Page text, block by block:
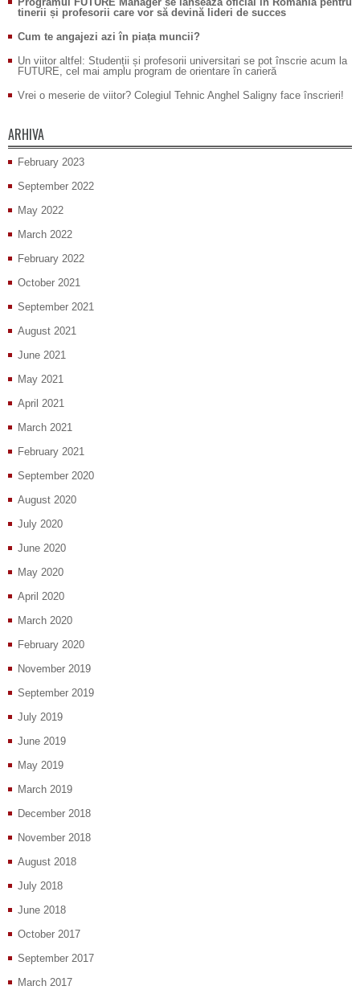
tinerii și profesorii care vor să devină lideri de succes
Cum te angajezi azi în piața muncii?
Un viitor altfel: Studenții și profesorii universitari se pot înscrie acum la
FUTURE, cel mai amplu program de orientare în carieră
Vrei o meserie de viitor? Colegiul Tehnic Anghel Saligny face înscrieri!
ARHIVA
February 2023
September 2022
May 2022
March 2022
February 2022
October 2021
September 2021
August 2021
June 2021
May 2021
April 2021
March 2021
February 2021
September 2020
August 2020
July 2020
June 2020
May 2020
April 2020
March 2020
February 2020
November 2019
September 2019
July 2019
June 2019
May 2019
March 2019
December 2018
November 2018
August 2018
July 2018
June 2018
October 2017
September 2017
March 2017